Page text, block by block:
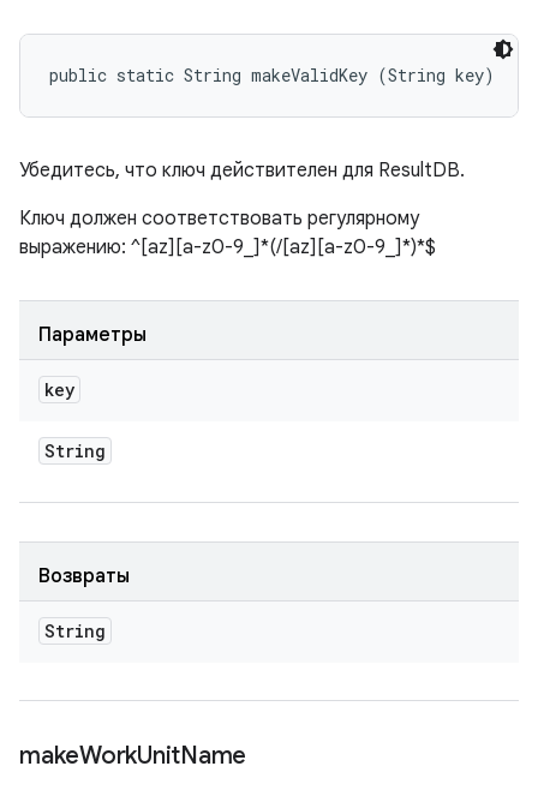
public static String makeValidKey (String key)
Убедитесь, что ключ действителен для ResultDB.
Ключ должен соответствовать регулярному
выражению: ^[az][a-z0-9_]*(/[az][a-z0-9_]*)*$
Параметры
key
String
Возвраты
String
makeWorkUnitName